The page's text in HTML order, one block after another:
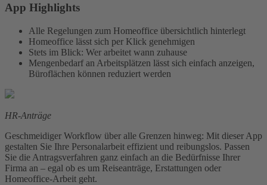
App Highlights
Alle Regelungen zum Homeoffice übersichtlich hinterlegt
Homeoffice lässt sich per Klick genehmigen
Stets im Blick: Wer arbeitet wann zuhause
Mengenbedarf an Arbeitsplätzen lässt sich einfach anzeigen,
Büroflächen können reduziert werden
HR-Anträge
Geschmeidiger Workflow über alle Grenzen hinweg: Mit dieser App
gestalten Sie Ihre Personalarbeit effizient und reibungslos. Passen
Sie die Antragsverfahren ganz einfach an die Bedürfnisse Ihrer
Firma an – egal ob es um Reiseanträge, Erstattungen oder
Homeoffice-Arbeit geht.